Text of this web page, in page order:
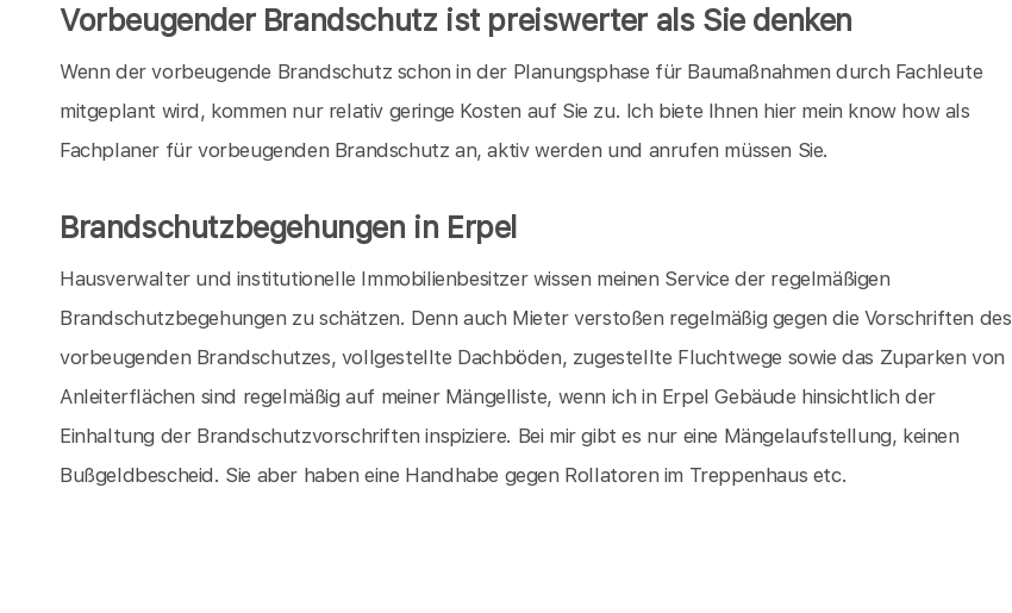
Vorbeugender Brandschutz ist preiswerter als Sie denken
Wenn der vorbeugende Brandschutz schon in der Planungsphase für Baumaßnahmen durch Fachleute
mitgeplant wird, kommen nur relativ geringe Kosten auf Sie zu. Ich biete Ihnen hier mein know how als
Fachplaner für vorbeugenden Brandschutz an, aktiv werden und anrufen müssen Sie.
Brandschutzbegehungen in Erpel
Hausverwalter und institutionelle Immobilienbesitzer wissen meinen Service der regelmäßigen
Brandschutzbegehungen zu schätzen. Denn auch Mieter verstoßen regelmäßig gegen die Vorschriften des
vorbeugenden Brandschutzes, vollgestellte Dachböden, zugestellte Fluchtwege sowie das Zuparken von
Anleiterflächen sind regelmäßig auf meiner Mängelliste, wenn ich in Erpel Gebäude hinsichtlich der
Einhaltung der Brandschutzvorschriften inspiziere. Bei mir gibt es nur eine Mängelaufstellung, keinen
Bußgeldbescheid. Sie aber haben eine Handhabe gegen Rollatoren im Treppenhaus etc.